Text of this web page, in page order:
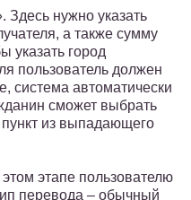
Здесь нужно указать
а также сумму
указать город
пользователь должен
система автоматически
сможет выбрать
из выпадающего
этапе пользователю
перевода – обычный